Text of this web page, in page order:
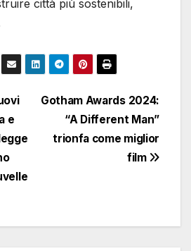
città più sostenibili,
Gotham Awards 2024:
“A Different Man”
trionfa come miglior
film
e